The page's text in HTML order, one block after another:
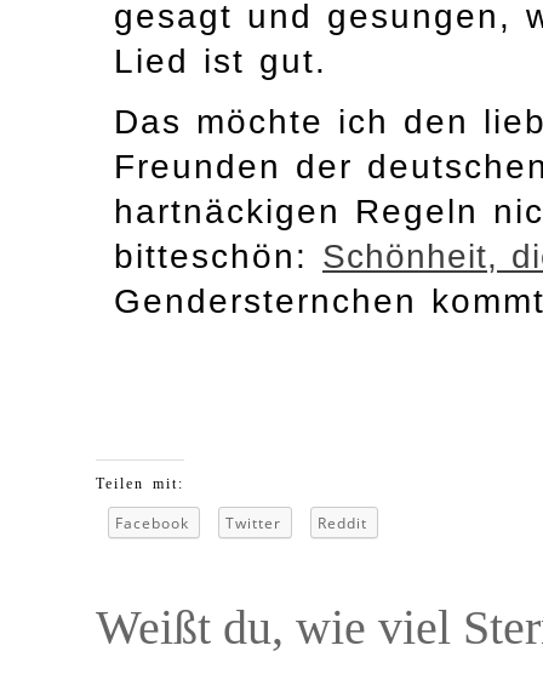
gesagt und gesungen,
Lied ist gut.
Das möchte ich den
Freunden der
hartnäckigen Regeln
bitteschön: Schönheit,
Gendersternchen
Teilen mit:
Facebook Twitter Reddit
Weißt du, wie viel